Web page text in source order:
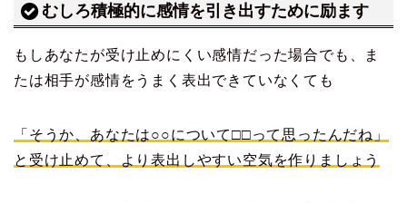
むしろ積極的に感情を引き出すために励ます
もしあなたが受け止めにくい感情だった場合でも、ま
たは相手が感情をうまく表出できていなくても
「そうか、あなたは○○について□□って思ったんだね」
と受け止めて
より表出しやすい空気を作りましょう